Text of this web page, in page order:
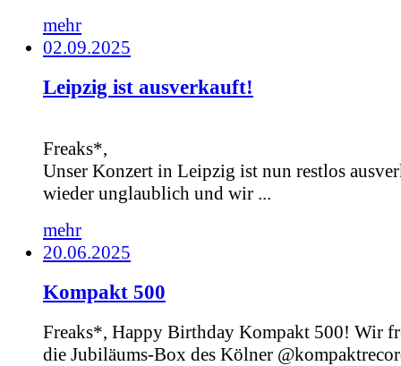
mehr
02.09.2025
Leipzig ist ausverkauft!
Freaks*,
Unser Konzert in Leipzig ist nun restlos
wieder unglaublich und wir ...
mehr
20.06.2025
Kompakt 500
Freaks*, Happy Birthday Kompakt 500! Wir
die Jubiläums-Box des Kölner